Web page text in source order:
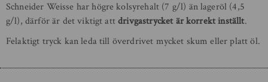
Schneider Weisse har högre kolsyrehalt (7 g/l) än lageröl (4,5
g/l), därför är det viktigt attdrivgastrycket är korrekt inställt.
Felaktigt tryck kan leda till överdrivet mycket skum eller platt öl.